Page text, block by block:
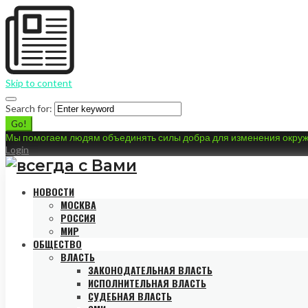
Skip to content
Search for:
Go!
Мы помогаем людям объединять силы добра для изменения
Login
НОВОСТИ
МОСКВА
РОССИЯ
МИР
ОБЩЕСТВО
ВЛАСТЬ
ЗАКОНОДАТЕЛЬНАЯ ВЛАСТЬ
ИСПОЛНИТЕЛЬНАЯ ВЛАСТЬ
СУДЕБНАЯ ВЛАСТЬ